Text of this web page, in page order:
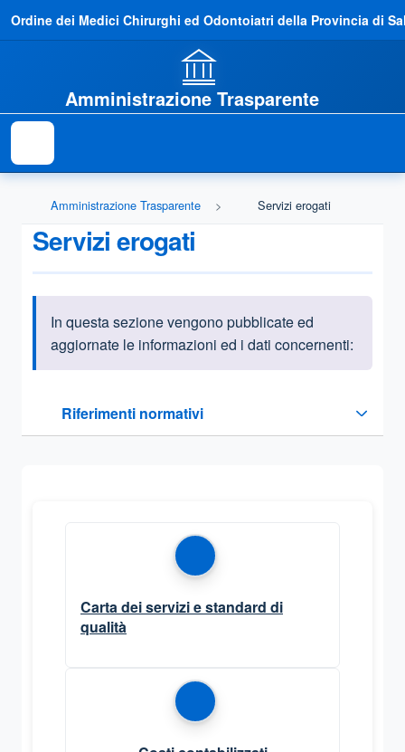
Ordine dei Medici Chirurghi ed Odontoiatri della Provincia di
Amministrazione Trasparente
Amministrazione Trasparente Servizi erogati
Servizi erogati
Informazioni introduttive
In questa sezione vengono pubblicate ed
aggiornate le informazioni ed i dati concernenti:
Riferimenti normativi
Sezione compressa
Carta dei servizi e standard di
qualità